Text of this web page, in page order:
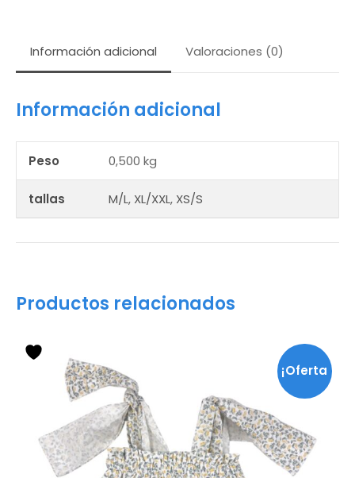
Información adicional Valoraciones (0)
Información adicional
Peso 0,500 kg
tallas M/L, XL/XXL, XS/S
Productos relacionados
¡Oferta
múltiples
variantes.
Las
opciones